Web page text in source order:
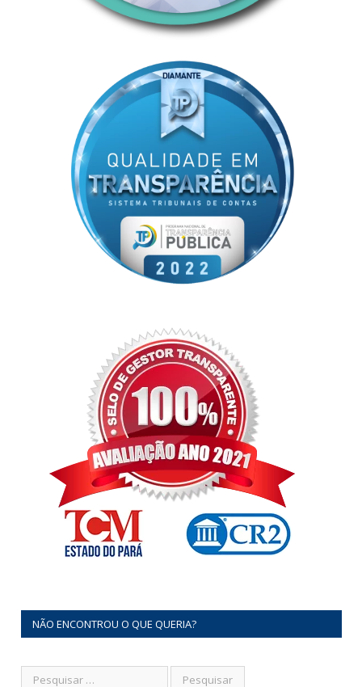
NÃO ENCONTROU O QUE QUERIA?